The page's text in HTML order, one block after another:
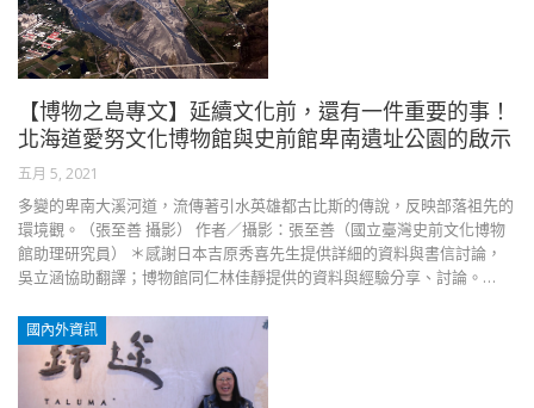
【博物之島專文】延續文化前，還有一件重要的事！
北海道愛努文化博物館與史前館卑南遺址公園的啟示
五月 5, 2021
多變的卑南大溪河道，流傳著引水英雄都古比斯的傳說，反映部落祖先的
環境觀。（張至善 攝影） 作者／攝影：張至善（國立臺灣史前文化博物
館助理研究員） ＊感謝日本吉原秀喜先生提供詳細的資料與書信討論，
吳立涵協助翻譯；博物館同仁林佳靜提供的資料與經驗分享、討論。…
國內外資訊